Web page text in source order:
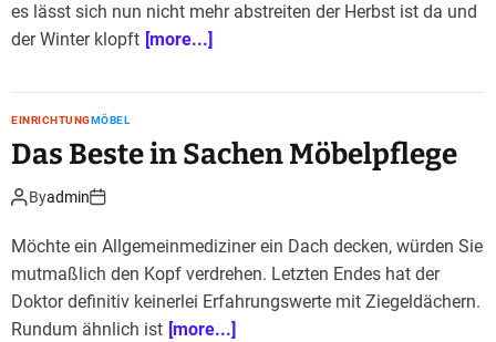
es lässt sich nun nicht mehr abstreiten der Herbst ist da und
der Winter klopft [more...]
EINRICHTUNGMÖBEL
Das Beste in Sachen Möbelpflege
Byadmin
Möchte ein Allgemeinmediziner ein Dach decken, würden Sie
mutmaßlich den Kopf verdrehen. Letzten Endes hat der
Doktor definitiv keinerlei Erfahrungswerte mit Ziegeldächern.
Rundum ähnlich ist [more...]